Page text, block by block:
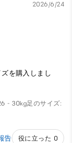
2026/6/24
を購入しまし
- 30kg足のサイズ:
告 役に立った 0